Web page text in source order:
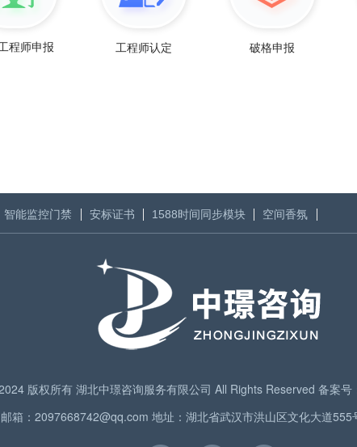
程师申报 工程师认定 破格申报
智能监控门禁 安标证书 1588时间同步模块 空间香氛
版权所有 湖北中璟咨询服务有限公司 All Rights Reserved 备案号
箱：2097668742@qq.com 地址：湖北省武汉市洪山区文化大道555